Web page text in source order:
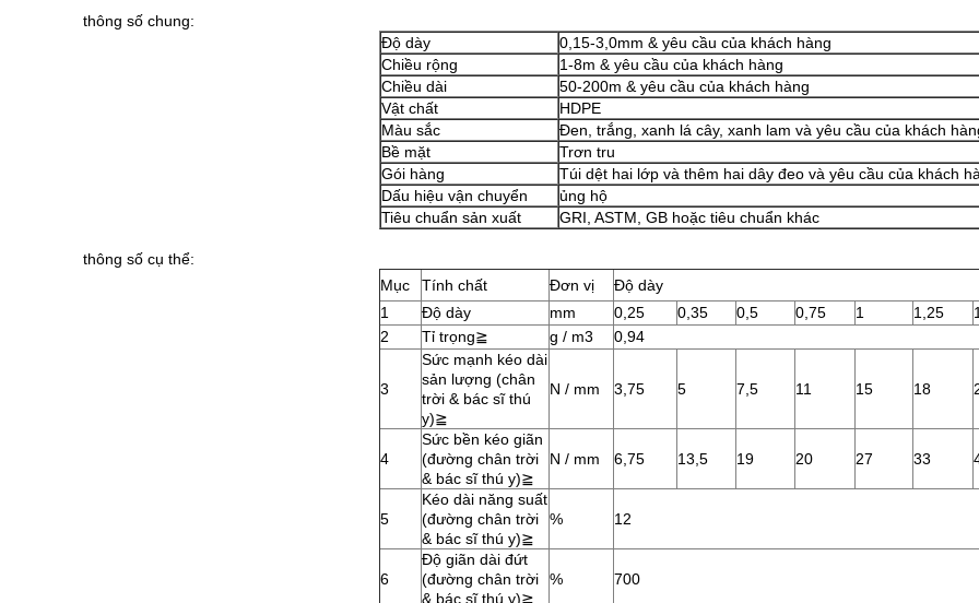
thông số chung:
Độ dày
0,15-3,0mm & yêu cầu của khách hàng
Chiều rộng
1-8m & yêu cầu của khách hàng
Chiều dài
50-200m & yêu cầu của khách hàng
Vật chất
HDPE
Màu sắc
Đen, trắng, xanh lá cây, xanh lam và yêu cầu của khách
Bề mặt
Trơn tru
Gói hàng
Túi dệt hai lớp và thêm hai dây đeo và yêu cầu của khách
Dấu hiệu vận chuyển
ủng hộ
Tiêu chuẩn sản xuất
GRI, ASTM, GB hoặc tiêu chuẩn khác
thông số cụ thể:
Mục
Tính chất Đơn vị
Độ dày
1
Độ dày mm 0,25 0,35 0,5 0,75 1 1,25
2
Tỉ trọng≧ g / m3 0,94
3
Sức mạnh kéo dài
sản lượng (chân
trời & bác sĩ thú
y)≧
N / mm 3,75 5 7,5 11 15 18
4
Sức bền kéo giãn
(đường chân trời
& bác sĩ thú y)≧
N / mm 6,75 13,5 19 20 27 33
5
Kéo dài năng suất
(đường chân trời
& bác sĩ thú y)≧
% 12
6
Độ giãn dài đứt
(đường chân trời
& bác sĩ thú y)≧
% 700